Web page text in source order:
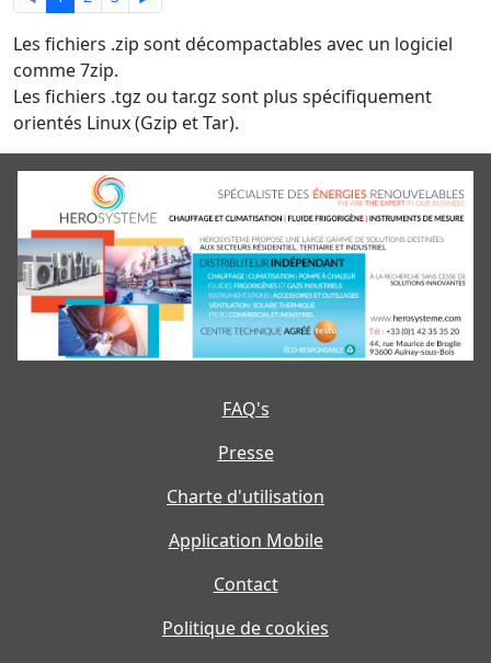
Les fichiers .zip sont décompactables avec un logiciel
comme 7zip.
Les fichiers .tgz ou tar.gz sont plus spécifiquement
orientés Linux (Gzip et Tar).
FAQ's
Presse
Charte d'utilisation
Application Mobile
Contact
Politique de cookies